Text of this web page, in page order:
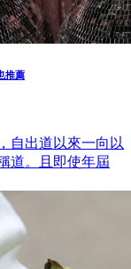
推薦
自出道以來一向以
道。且即使年屆